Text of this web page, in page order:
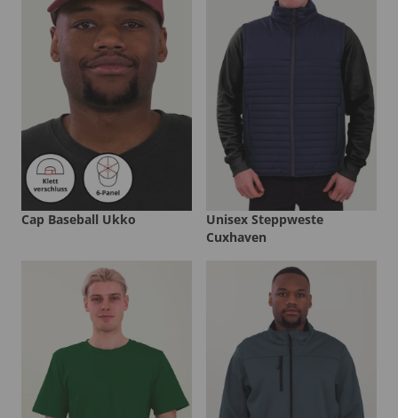
Cap Baseball Ukko
Unisex Steppweste
Cuxhaven